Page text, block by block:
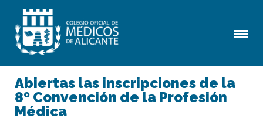
Abiertas las inscripciones de la
8º Convención de la Profesión
Médica